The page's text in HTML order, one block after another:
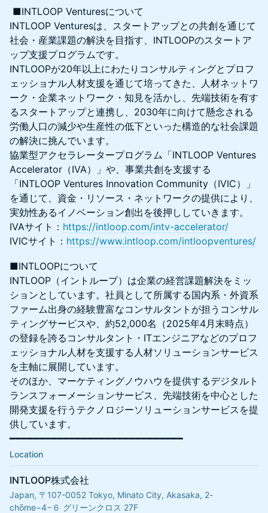
■INTLOOP Venturesについて
INTLOOP Venturesは、スタートアップとの共創を通じて
社会・産業課題の解決を目指す、INTLOOPのスタートア
ップ支援プログラムです。
INTLOOPが20年以上にわたりコンサルティングとプロフ
ェッショナル人材支援を通じて培ってきた、人材ネットワ
ーク・企業ネットワーク・知見を活かし、先端技術を有す
るスタートアップと連携し、2030年に向けて懸念される
労働人口の減少や生産性の低下といった構造的な社会課題
の解決に挑んでいます。
協業型アクセラレータープログラム「INTLOOP Ventures
Accelerator（IVA）」や、事業共創を支援する
「INTLOOP Ventures Innovation Community（IVIC）」
を通じて、資金・リソース・ネットワークの提供により、
実効性あるイノベーション創出を後押ししていきます。
IVAサイト： https://intloop.com/intv-accelerator/
IVICサイト： https://www.intloop.com/intloopventures/
■INTLOOPについて
INTLOOP（イントループ）は企業の経営課題解決をミッ
ションとしています。社員として所属する国内系・外資系
ファーム出身の経験豊富なコンサルタントが担うコンサル
ティングサービスや、約52,000名（2025年4月末時点）
の登録を誇るコンサルタント・ITエンジニアなどのプロフ
ェッショナル人材を支援する人材ソリューションサービス
を主軸に展開しています。
そのほか、マーケティングノウハウを提供するデジタルト
ランスフォーメーションサービス、先端技術を中心とした
開発支援を行うテクノロジーソリューションサービスを提
供しています。
━━━━━━━━━━━━━━━━━━━━━━━━━━━━━
Location
INTLOOP株式会社
Japan, 〒107-0052 Tokyo, Minato City, Akasaka, 2-
chōme−4−６ グリーンクロス 27F